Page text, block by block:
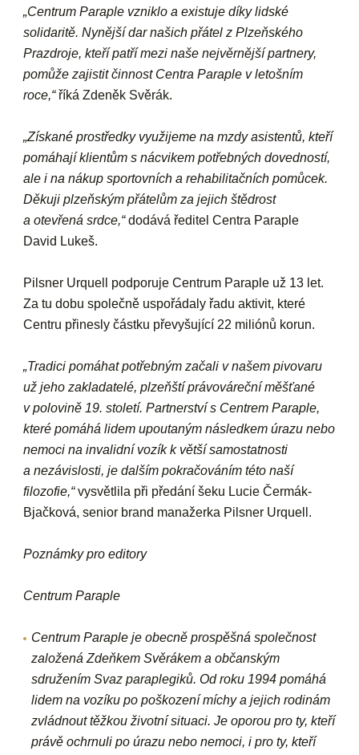
„Centrum Paraple vzniklo a existuje díky lidské
solidaritě. Nynější dar našich přátel z Plzeňského
Prazdroje, kteří patří mezi naše nejvěrnější partnery,
pomůže zajistit činnost Centra Paraple v letošním
roce,“ říká Zdeněk Svěrák.
„Získané prostředky využijeme na mzdy asistentů, kteří
pomáhají klientům s nácvikem potřebných dovedností,
ale i na nákup sportovních a rehabilitačních pomůcek.
Děkuji plzeňským přátelům za jejich štědrost
a otevřená srdce,“dodává ředitel Centra Paraple
David Lukeš.
Pilsner Urquell podporuje Centrum Paraple už 13 let.
Za tu dobu společně uspořádaly řadu aktivit, které
Centru přinesly částku převyšující 22 miliónů korun.
„Tradici pomáhat potřebným začali v našem pivovaru
už jeho zakladatelé, plzeňští právováreční měšťané
v polovině 19. století. Partnerství s Centrem Paraple,
které pomáhá lidem upoutaným následkem úrazu nebo
nemoci na invalidní vozík k větší samostatnosti
a nezávislosti, je dalším pokračováním této naší
filozofie,“vysvětlila při předání šeku Lucie Čermák-
Bjačková, senior brand manažerka Pilsner Urquell.
Poznámky pro editory
Centrum Paraple
Centrum Paraple je obecně prospěšná společnost
založená Zdeňkem Svěrákem a občanským
sdružením Svaz paraplegiků. Od roku 1994 pomáhá
lidem na vozíku po poškození míchy a jejich rodinám
zvládnout těžkou životní situaci. Je oporou pro ty, kteří
právě ochrnuli po úrazu nebo nemoci, i pro ty, kteří